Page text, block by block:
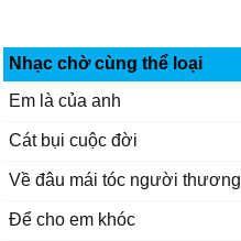
Nhạc chờ cùng thể loại
Em là của anh
Cát bụi cuộc đời
Về đâu mái tóc người thương
Để cho em khóc